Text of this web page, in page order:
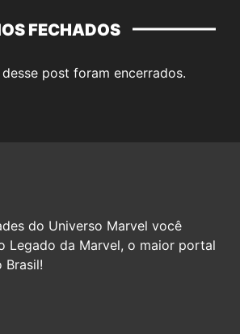
FECHADOS
post foram encerrados.
do Universo Marvel você
Legado da Marvel, o maior portal
Brasil!